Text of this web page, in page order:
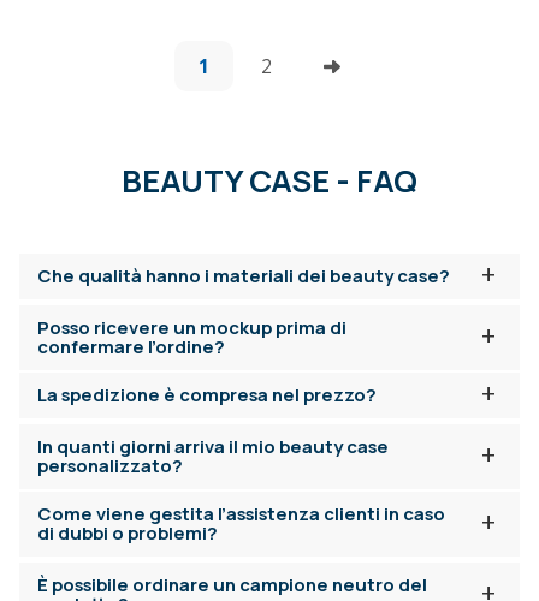
1 2
BEAUTY CASE - FAQ
+
Che qualità hanno i materiali dei beauty case?
+
Posso ricevere un mockup prima di
confermare l’ordine?
+
La spedizione è compresa nel prezzo?
+
In quanti giorni arriva il mio beauty case
personalizzato?
+
Come viene gestita l’assistenza clienti in caso
di dubbi o problemi?
+
È possibile ordinare un campione neutro del